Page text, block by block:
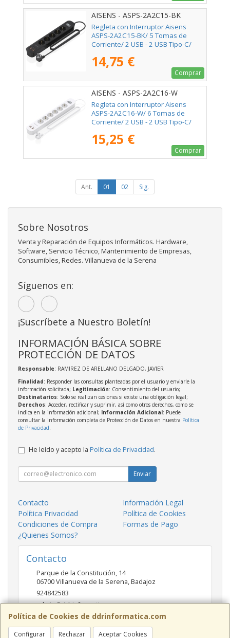
AISENS - ASPS-2A2C15-BK
Regleta con Interruptor Aisens
ASPS-2A2C15-BK/ 5 Tomas de
Corriente/ 2 USB - 2 USB Tipo-C/
14,75 €
Comprar
AISENS - ASPS-2A2C16-W
Regleta con Interruptor Aisens
ASPS-2A2C16-W/ 6 Tomas de
Corriente/ 2 USB - 2 USB Tipo-C/
15,25 €
Comprar
Ant. 01 02 Sig.
Política de Cookies de ddrinformatica.com
Configurar Rechazar Aceptar Cookies
Sobre Nosotros
Venta y Reparación de Equipos Informáticos. Hardware,
Software, Servicio Técnico, Mantenimiento de Empresas,
Consumibles, Redes. Villanueva de la Serena
Síguenos en:
¡Suscríbete a Nuestro Boletín!
INFORMACIÓN BÁSICA SOBRE
PROTECCIÓN DE DATOS
Responsable: RAMIREZ DE ARELLANO DELGADO, JAVIER
Finalidad: Responder las consultas planteadas por el usuario y enviarle la
información solicitada; Legitimación: Consentimiento del usuario;
Destinatarios: Solo se realizan cesiones si existe una obligación legal;
Derechos: Acceder, rectificar y suprimir, así como otros derechos, como se
indica en la información adicional; Información Adicional: Puede
consultar la información completa de Protección de Datos en nuestra Política
de Privacidad
He leído y acepto la Política de Privacidad.
Enviar
Contacto
Información Legal
Política Privacidad
Política de Cookies
Condiciones de Compra
Formas de Pago
¿Quienes Somos?
Contacto
Parque de la Constitución, 14
06700Villanueva de la Serena,Badajoz
924842583
admin@ddrinformatica.com